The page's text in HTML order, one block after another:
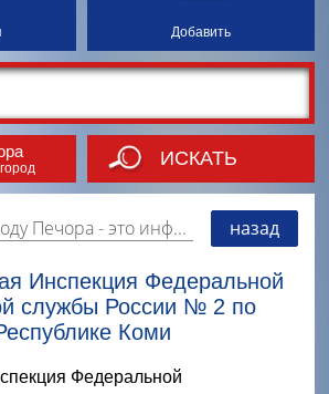
Добавить
ИСКАТЬ
Печора- это информация о событиях, мероприятиях и торгово-коммерческой деятельности города. Страницу наполняют платные и бесплатные объявления, имеющие функцию "поднятия вверх списка". назад
Инспекция Федеральной
службы России № 2 по
Коми
Федеральной